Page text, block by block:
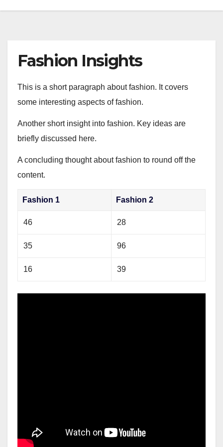
Fashion Insights
This is a short paragraph about fashion. It covers
some interesting aspects of fashion.
Another short insight into fashion. Key ideas are
briefly discussed here.
A concluding thought about fashion to round off the
content.
Fashion 1 Fashion 2
46 28
35 96
16 39